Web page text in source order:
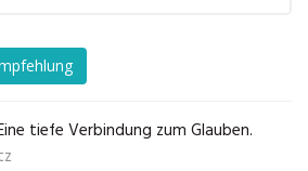
tiefe Verbindung zum Glauben.